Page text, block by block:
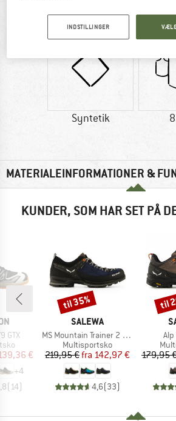
Støddæmpende
Syntetik
MATERIALEINFORMATIONER &
KUNDER, SOM HAR SET PÅ
GTX
pris
€
+4
( 14)
MÆRKE
SALEWA
Artikel
MS Mountain Trainer 2 GTX
Produktgruppe
Multisportsko
Pris
219,95 € Nedsat pris
fra 142,97 €
4,6(33)
Rabat
til 35%
Alp
179,95
til
INDSTILLINGER